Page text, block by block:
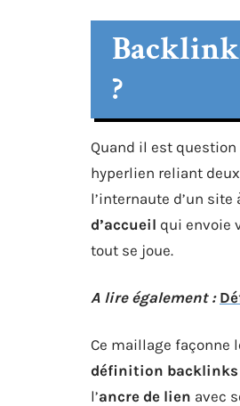
?
Quand il est question
hyperlien reliant
l’internaute d’un site
d’accueil qui envoie
tout se joue.
A lire également :
Ce maillage façonne
définition
l’ancre de lien avec